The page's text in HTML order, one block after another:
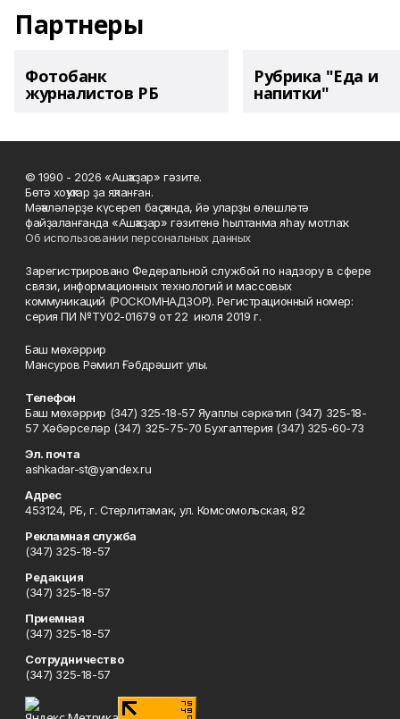
Партнеры
Фотобанк
журналистов РБ
Рубрика "Еда и
напитки"
© 1990 - 2026 «Ашҡаҙар» гәзите.
Бөтә хоҡуҡтар ҙа яҡланған.
Мәҡәләләрҙе күсереп баҫҡанда, йә уларҙы өлөшләтә
файҙаланғанда «Ашҡаҙар» гәзитенә һылтанма яһау мотлаҡ.
Об использовании персональных данных
Зарегистрировано Федеральной службой по надзору в сфере
связи, информационных технологий и массовых
коммуникаций (РОСКОМНАДЗОР). Регистрационный номер:
серия ПИ №ТУ02-01679 от 22 июля 2019 г.
Баш мөхәррир
Мансуров Рәмил Ғәбдрәшит улы.
Телефон
Баш мөхәррир (347) 325-18-57 Яуаплы сәркәтип (347) 325-18-
57 Хәбәрселәр (347) 325-75-70 Бухгалтерия (347) 325-60-73
Эл. почта
ashkadar-st@yandex.ru
Адрес
453124, РБ, г. Стерлитамак, ул. Комсомольская, 82
Рекламная служба
(347) 325-18-57
Редакция
(347) 325-18-57
Приемная
(347) 325-18-57
Сотрудничество
(347) 325-18-57